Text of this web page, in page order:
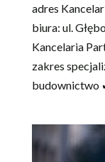
adres
biura: ul.
Kancelaria
zakres
budownictwo